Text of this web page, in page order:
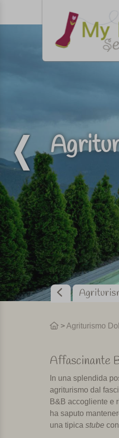
>Agriturismo
Affascinante
In una splendida
agriturismo dal
B&B accogliente e
ha saputo
una tipica stube